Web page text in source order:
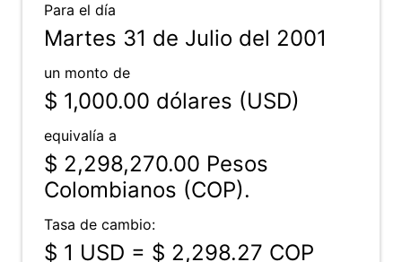
Para el día
Martes 31 de Julio del 2001
un monto de
$ 1,000.00 dólares (USD)
equivalía a
$ 2,298,270.00 Pesos
Colombianos (COP).
Tasa de cambio:
$ 1 USD = $ 2,298.27 COP